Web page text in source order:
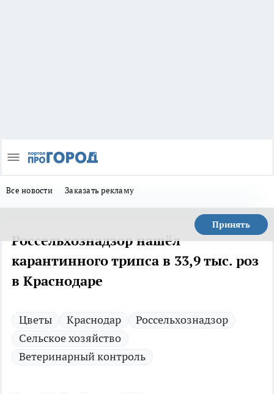
Все новости Заказать рекламу
Принять
Россельхознадзор нашёл
карантинного трипса в 33,9 тыс. роз
в Краснодаре
Цветы Краснодар
Россельхознадзор
Сельское хозяйство
Ветеринарный контроль